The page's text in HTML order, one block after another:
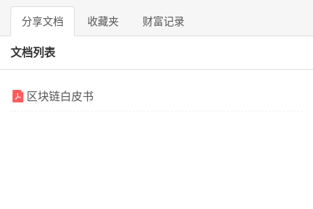
分享文档 收藏夹 财富记录
文档列表
区块链白皮书